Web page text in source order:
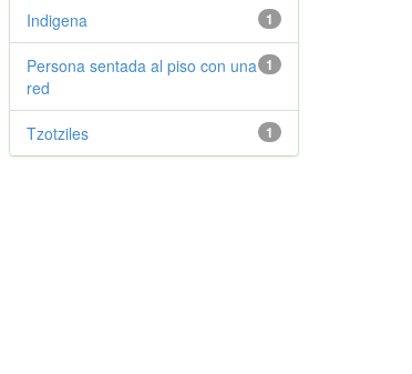
1
Indigena
1
Persona sentada al piso con una
red
1
Tzotziles